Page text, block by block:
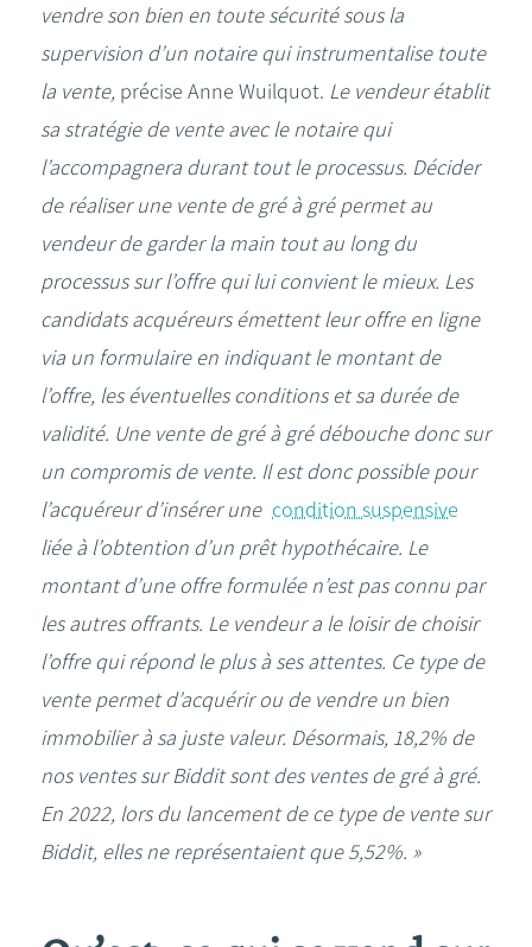
vendre son bien en toute sécurité sous la
supervision d’un notaire qui instrumentalise toute
la vente, précise Anne Wuilquot. Le vendeur établit
sa stratégie de vente avec le notaire qui
l’accompagnera durant tout le processus. Décider
de réaliser une vente de gré à gré permet au
vendeur de garder la main tout au long du
processus sur l’offre qui lui convient le mieux. Les
candidats acquéreurs émettent leur offre en ligne
via un formulaire en indiquant le montant de
l’offre, les éventuelles conditions et sa durée de
validité. Une vente de gré à gré débouche donc sur
un compromis de vente. Il est donc possible pour
l’acquéreur d’insérer une condition suspensive
liée à l’obtention d’un prêt hypothécaire. Le
montant d’une offre formulée n’est pas connu par
les autres offrants. Le vendeur a le loisir de choisir
l’offre qui répond le plus à ses attentes. Ce type de
vente permet d’acquérir ou de vendre un bien
immobilier à sa juste valeur. Désormais, 18,2% de
nos ventes sur Biddit sont des ventes de gré à gré.
En 2022, lors du lancement de ce type de vente sur
Biddit, elles ne représentaient que 5,52%. »